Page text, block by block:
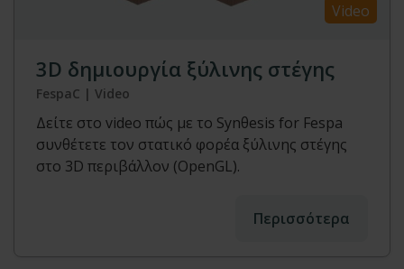
Video
3D δημιουργία ξύλινης στέγης
FespaC | Video
Δείτε στο video πώς με το Synθesis for Fespa
συνθέτετε τον στατικό φορέα ξύλινης στέγης
στο 3D περιβάλλον (OpenGL).
Περισσότερα